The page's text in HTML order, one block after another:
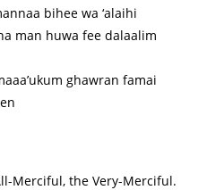
bihee wa ‘alaihi
man huwa fee dalaalim
ghawran famai
Merciful, the Very-Merciful.